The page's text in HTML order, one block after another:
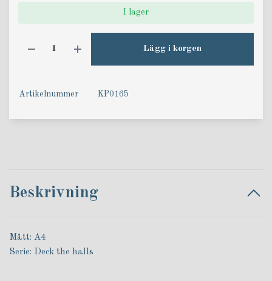
I lager
Lägg i korgen
Artikelnummer KP0165
Beskrivning
Mått: A4
Serie: Deck the halls